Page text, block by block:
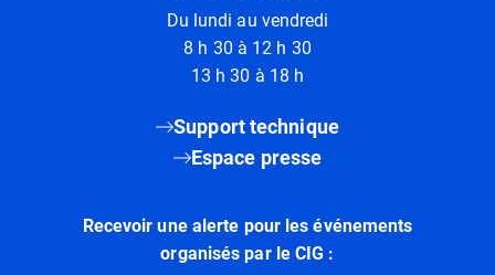
Du lundi au vendredi
8 h 30 à 12 h 30
13 h 30 à 18 h
Support technique
Espace presse
Recevoir une alerte pour les événements
organisés par le CIG :